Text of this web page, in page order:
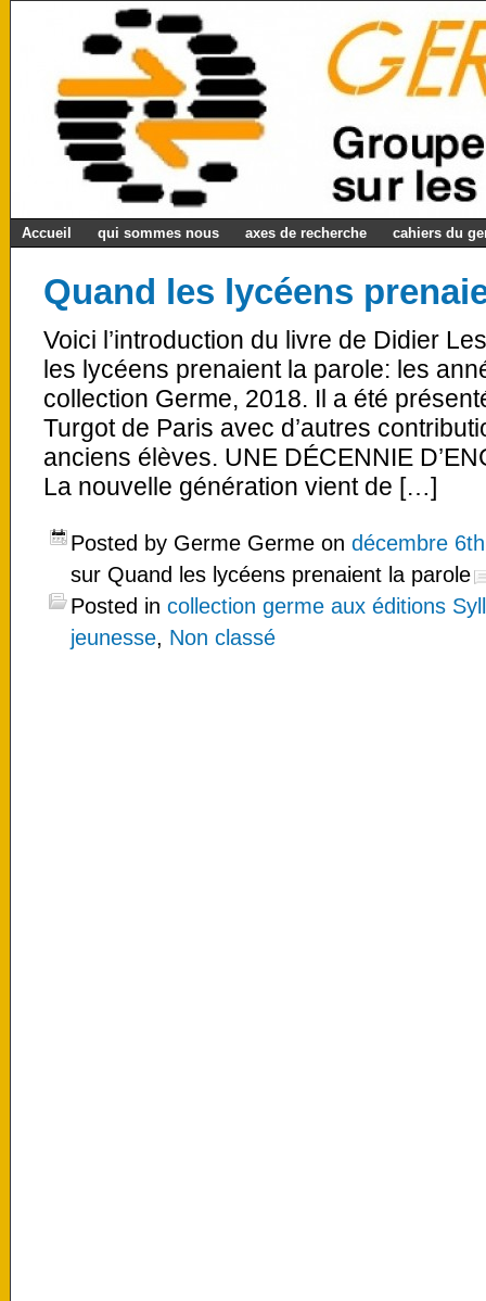
Accueil qui sommes nous axes de recherche cahiers du
Quand les lycéens
Voici l’introduction du livre de Didier
les lycéens prenaient la parole: les
collection Germe, 2018. Il a été
Turgot de Paris avec d’autres
anciens élèves. UNE DÉCENNIE
La nouvelle génération vient de […]
Posted by Germe Germe on décembre
sur Quand les lycéens prenaient la parole
Posted in collection germe aux éditions
jeunesse, Non classé